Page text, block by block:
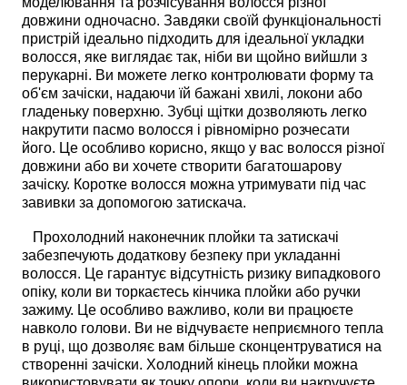
довжини одночасно. Завдяки своїй функціональності
пристрій ідеально підходить для ідеальної укладки
волосся, яке виглядає так, ніби ви щойно вийшли з
перукарні. Ви можете легко контролювати форму та
об'єм зачіски, надаючи їй бажані хвилі, локони або
гладеньку поверхню. Зубці щітки дозволяють легко
накрутити пасмо волосся і рівномірно розчесати
його. Це особливо корисно, якщо у вас волосся різної
довжини або ви хочете створити багатошарову
зачіску. Коротке волосся можна утримувати під час
завивки за допомогою затискача.
Прохолодний наконечник плойки та затискачі
забезпечують додаткову безпеку при укладанні
волосся. Це гарантує відсутність ризику випадкового
опіку, коли ви торкаєтесь кінчика плойки або ручки
зажиму. Це особливо важливо, коли ви працюєте
навколо голови. Ви не відчуваєте неприємного тепла
в руці, що дозволяє вам більше сконцентруватися на
створенні зачіски. Холодний кінець плойки можна